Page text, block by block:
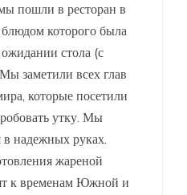
пошли в ресторан в
которого была
стола (с
заметили всех глав
которые посетили
утку. Мы
в надежных руках.
жареной
к временам Южной и